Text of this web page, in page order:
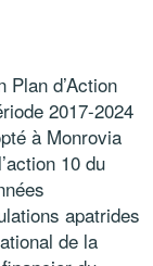
Plan d’Action
2017-2024
à Monrovia
10 du
apatrides
de la